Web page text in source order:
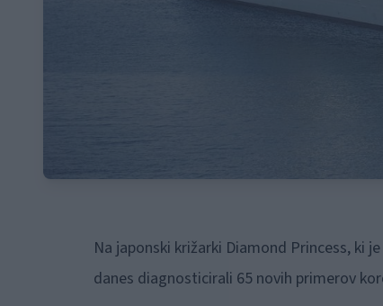
Na japonski križarki Diamond Princess, ki
danes diagnosticirali 65 novih primerov